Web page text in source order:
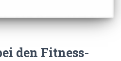
den Fitness-